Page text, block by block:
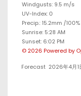
Windgusts: 9.5 m/s
UV-Index: 0
Precip.: 15.2mm /100%
Sunrise: 5:28 AM
Sunset: 6:02 PM
© 2026 Powered by
Forecast 2026年4月1